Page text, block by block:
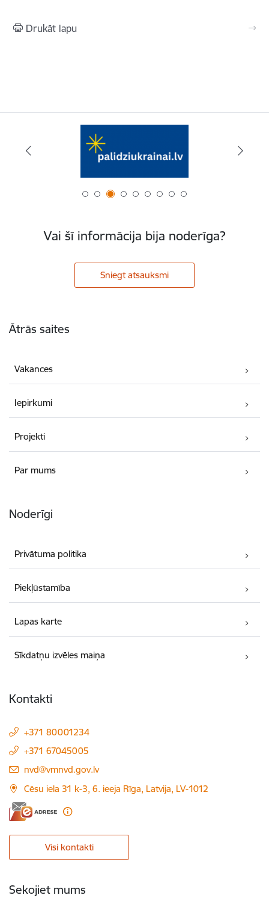
Drukāt lapu
Vai šī informācija bija noderīga?
Sniegt atsauksmi
Ātrās saites
Vakances
Iepirkumi
Projekti
Par mums
Noderīgi
Privātuma politika
Piekļūstamība
Lapas karte
Sīkdatņu izvēles maiņa
Kontakti
+371 80001234
+371 67045005
E-pasts:
nvd@vmnvd.gov.lv
Cēsu iela 31 k-3, 6. ieeja Rīga, Latvija, LV-1012
Visi kontakti
Sekojiet mums